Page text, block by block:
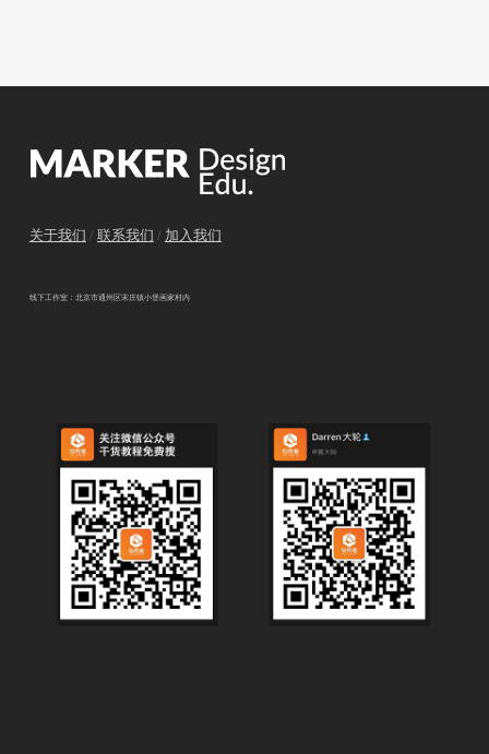
关于我们 / 联系我们 / 加入我们
线下工作室：北京市通州区宋庄镇小堡画家村内